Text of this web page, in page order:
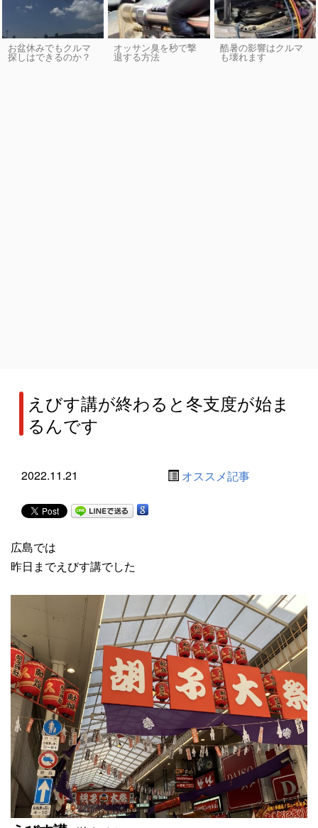
お盆休みでもクルマ
探しはできるのか？
オッサン臭を秒で撃
退する方法
酷暑の影響はクルマ
も壊れます
えびす講が終わると冬支度が始ま
るんです
2022.11.21 オススメ記事
広島では
昨日までえびす講でした